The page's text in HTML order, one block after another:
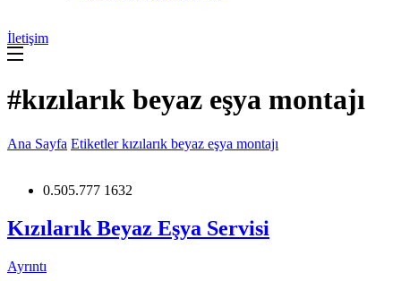
İletişim
#kızılarık beyaz eşya montajı
Ana Sayfa Etiketlerkızılarık beyaz eşya montajı
0.505.777 1632
Kızılarık Beyaz Eşya Servisi
Ayrıntı